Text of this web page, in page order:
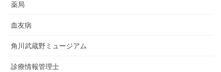
薬局
血友病
角川武蔵野ミュージアム
診療情報管理士